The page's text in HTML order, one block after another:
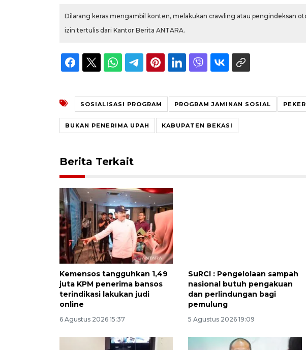
Dilarang keras mengambil konten, melakukan crawling atau pengindeksan
izin tertulis dari Kantor Berita ANTARA.
SOSIALISASI PROGRAM PROGRAM JAMINAN SOSIAL
BUKAN PENERIMA UPAH KABUPATEN BEKASI
Berita Terkait
Kemensos tangguhkan 1,49
juta KPM penerima bansos
terindikasi lakukan judi
online
6 Agustus 2026 15:37
SuRCI : Pengelolaan sampah
nasional butuh pengakuan
dan perlindungan bagi
pemulung
5 Agustus 2026 19:09